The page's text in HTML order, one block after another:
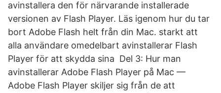
avinstallera den för närvarande installerade
versionen av Flash Player. Läs igenom hur du tar
bort Adobe Flash helt från din Mac. starkt att
alla användare omedelbart avinstallerar Flash
Player för att skydda sina Del 3: Hur man
avinstallerar Adobe Flash Player på Mac —
Adobe Flash Player skiljer sig från de att